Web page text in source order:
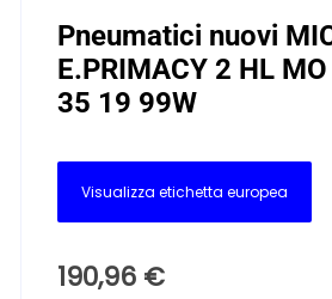
Pneumatici nuovi
E.PRIMACY 2 HL
35 19 99W
Visualizza etichetta europea
190,96 €